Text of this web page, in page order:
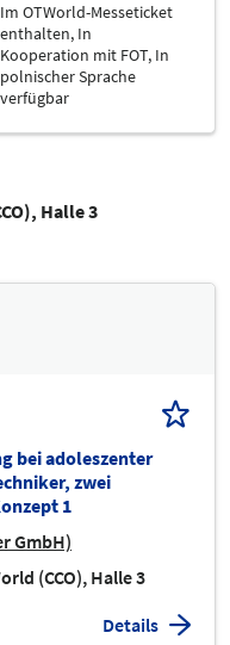
Im OTWorld-Messeticket
enthalten, In
Kooperation mit FOT, In
polnischer Sprache
verfügbar
Halle 3
bei adoleszenter
zwei
1
GmbH)
(CCO), Halle 3
Details